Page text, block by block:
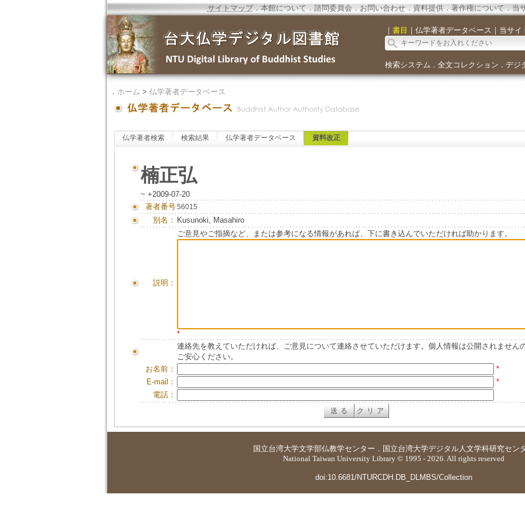
サイトマップ．本館について．諮問委員会． お問い合わせ． 資料提供．著作権について．当
｜ 書目 ｜ 仏学著者データベース ｜ 当サイ
検索システム ． 全文コレクション ． デジ
． ホーム > 仏学著者データベース
仏学著者検索 検索結果 仏学著者データベース 資料改正
楠正弘
~ +2009-07-20
著者番号56015
別名： Kusunoki, Masahiro
説明：
ご意見やご指摘など、または参考になる情報があれば、下に書き込んでいただければ助かります。
*
連絡先を教えていただければ、ご意見について連絡させていただけます。個人情報は公開されません
ご安心ください。
お名前：
*
E-mail：
*
電話：
国立台湾大学文学部仏教学センター ． 国立台湾大学デジタル人文学科研究セン
National Taiwan University Library © 1995 - 2026. All rights reserved
doi:10.6681/NTURCDH.DB_DLMBS/Collection